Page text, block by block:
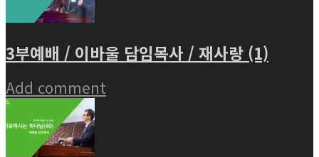
3부예배 / 이바울 담임목사 / 재사랑 (1)
Add comment